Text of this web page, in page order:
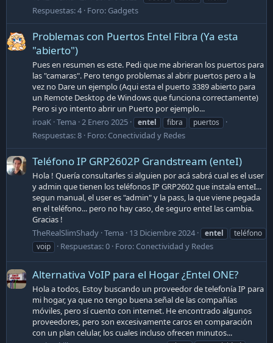
Respuestas: 4 Foro: Gadgets
Problemas con Puertos Entel Fibra (Ya esta
"abierto")
Pues en resumen es este. Pedi que me abrieran los puertos para
las "camaras". Pero tengo problemas al abrir puertos pero a la
vez no Dare un ejemplo (Aqui esta el puerto 3389 abierto para
un Remote Desktop de Windows que funciona correctamente)
Pero si yo intento abrir un Puerto por ejemplo...
iroaK Tema 2 Enero 2025 entel fibra puertos
Respuestas: 8 Foro: Conectividad y Redes
Teléfono IP GRP2602P Grandstream (enteI)
Hola ! Quería consultarles si alguien por acá sabrá cual es el user
y admin que tienen los teléfonos IP GRP2602 que instala enteI...
segun manual, el user es "admin" y la pass, la que viene pegada
en el teléfono... pero no hay caso, de seguro enteI las cambia.
Gracias !
TheRealSlimShady Tema 13 Diciembre 2024 entel
teléfono
voip
Respuestas: 0 Foro: Conectividad y Redes
Alternativa VoIP para el Hogar ¿Entel ONE?
Hola a todos, Estoy buscando un proveedor de telefonía IP para
mi hogar, ya que no tengo buena señal de las compañías
móviles, pero sí cuento con internet. He encontrado algunos
proveedores, pero son excesivamente caros en comparación
con un plan celular, los cuales incluso ofrecen minutos...